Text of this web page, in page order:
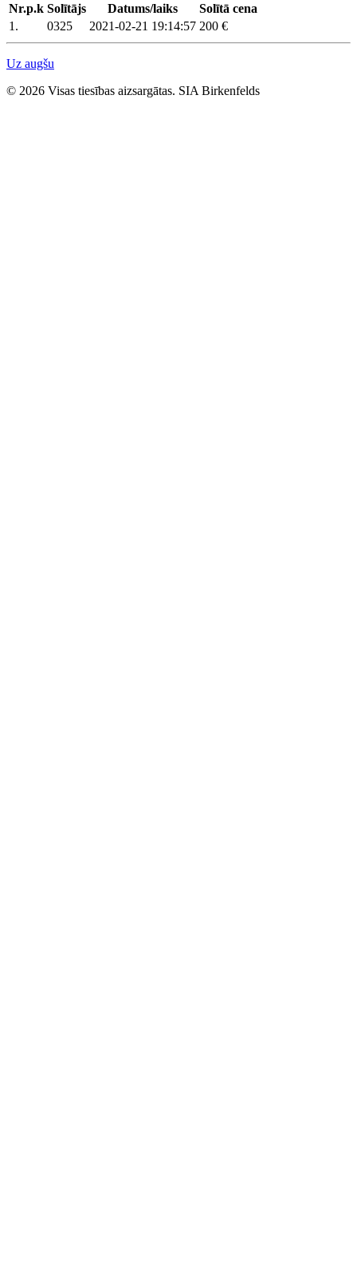
Nr.p.k Solītājs Datums/laiks
Solītā cena
1.
0325 2021-02-21 19:14:57 200 €
Uz augšu
© 2026 Visas tiesības aizsargātas. SIA Birkenfelds